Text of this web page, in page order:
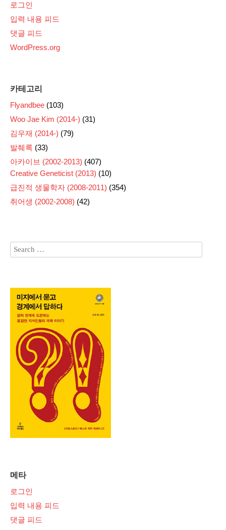
로그인
입력 내용 피드
댓글 피드
WordPress.org
카테고리
Flyandbee (103)
Woo Jae Kim (2014-) (31)
김우재 (2014-) (79)
발췌록 (33)
아카이브 (2002-2013) (407)
Creative Geneticist (2013) (10)
급진적 생물학자 (2008-2011) (354)
취어생 (2002-2008) (42)
메타
로그인
입력 내용 피드
댓글 피드